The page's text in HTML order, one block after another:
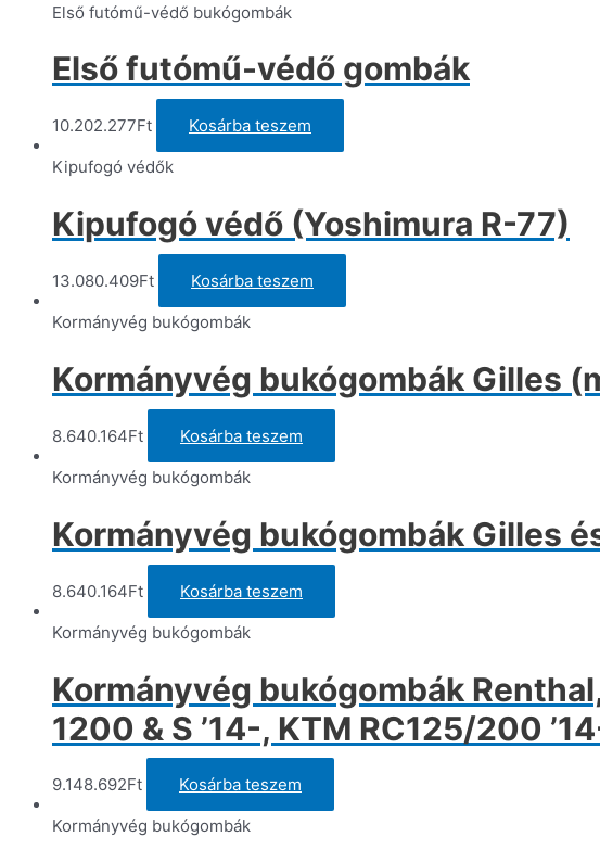
Első futómű-védő bukógombák
Első futómű-védő gombák
10.202.277Ft
Kosárba teszem
Kipufogó védők
Kipufogó védő (Yoshimura R-77)
13.080.409Ft
Kosárba teszem
Kormányvég bukógombák
Kormányvég bukógombák Gilles
8.640.164Ft
Kosárba teszem
Kormányvég bukógombák
Kormányvég bukógombák Gilles
8.640.164Ft
Kosárba teszem
Kormányvég bukógombák
Kormányvég bukógombák
1200 & S ’14-, KTM RC125/200
9.148.692Ft
Kosárba teszem
Kormányvég bukógombák